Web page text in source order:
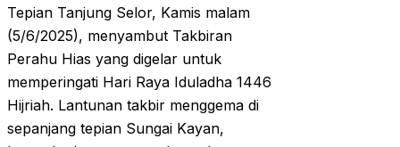
Tepian Tanjung Selor, Kamis malam
(5/6/2025), menyambut Takbiran
Perahu Hias yang digelar untuk
memperingati Hari Raya Iduladha 1446
Hijriah. Lantunan takbir menggema di
sepanjang tepian Sungai Kayan,